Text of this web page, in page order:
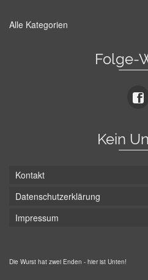
Alle Kategorien
Folge-
Kein
Kontakt
Datenschutzerklärung
Impressum
Die Wurst hat zwei Enden - hier ist Unten!